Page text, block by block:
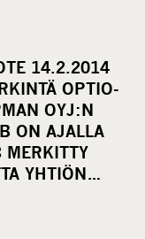
14.2.2014
OPTIO-
OYJ:N
ON AJALLA
YHTIÖN…